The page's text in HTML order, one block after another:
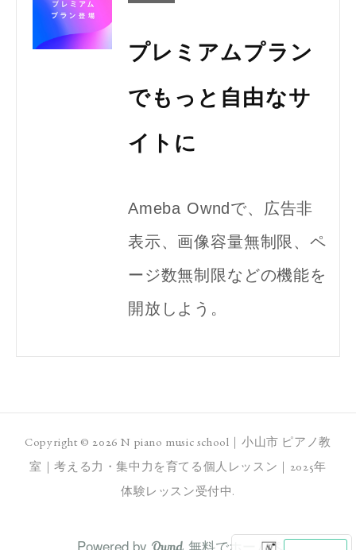
プレミアムプラン
でもっと自由なサ
イトに
Ameba Owndで、広告非
表示、画像容量無制限、ペ
ージ数無制限などの機能を
開放しよう。
Copyright © 2026 N piano music school｜小山市 ピアノ教
室｜考える力・集中力を育てる個人レッスン｜2025年
体験レッスン受付中.
Powered by 無料でホームペ